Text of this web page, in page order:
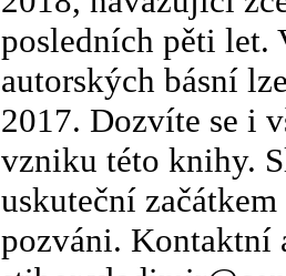
posledních pěti let.
autorských básní
2017. Dozvíte se i
vzniku této knihy.
uskuteční
pozváni. Kontaktní